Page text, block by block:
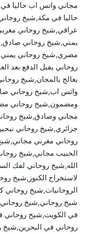
مجاني واتس اب حاليا
حاليا في مكة,شيخ
عراقي,شيخ روحاني
يمني,شيخ روحاني
مصري,شيخ روحاني يمني
روحاني يقبل الدفع بعد
يعالج بالمجان,شيخ
واتس اب,شيخ روحاني
ومضمون,شيخ روحاني
مجاني وصادق,شيخ
جزائري,شيخ روحاني
روحاني مغربي
الحبيب مجاني,شيخ
الله,شيخ روحاني لفك
لاستخراج الكنوز,شيخ
الروحانيات,شيخ
شيخ روحاني,شيخ
في الكويت,شيخ روحاني
روحاني في